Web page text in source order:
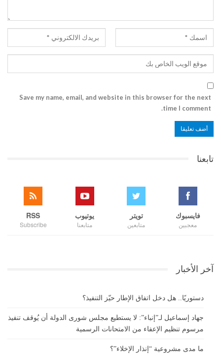
Save my name, email, and website in this browser for the next
time I comment.
تابعنا
فايسبوك
معجبين
تويتر
متابعين
يوتيوب
متابعنا
RSS
Subscribe
آخر الأخبار
دستوريًا.. هل دخل اتفاق الإطار حيّز التنفيذ؟
جهاد إسماعيل لـ”إنباء”: لا يستطيع مجلس شورى الدولة أن يُوقف تنفيذ
مرسوم تنظيم الإعفاء من الامتحانات الرسمية
ما مدى مشروعية “إنذار الإخلاء”؟